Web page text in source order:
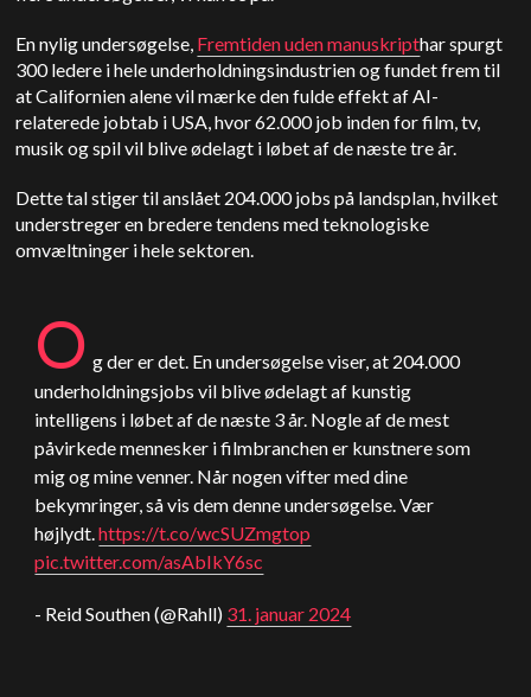
Ennylig undersøgelse, Fremtiden uden manuskripthar spurgt
300 ledere i hele underholdningsindustrien og fundet frem til
at Californien alene vil mærke den fulde effekt af AI-
relaterede jobtab i USA, hvor 62.000 job inden for film, tv,
musik og spil vil blive ødelagt i løbet af de næste tre år.
Dette tal stiger til anslået 204.000 jobs på landsplan, hvilket
understreger en bredere tendens med teknologiske
omvæltninger i hele sektoren.
O g der er det. En undersøgelse viser, at 204.000
underholdningsjobs vil blive ødelagt af kunstig
intelligens i løbet af de næste 3 år. Nogle af de mest
påvirkede mennesker i filmbranchen er kunstnere som
mig og mine venner. Når nogen vifter med dine
bekymringer, så vis dem denne undersøgelse. Vær
højlydt.https://t.co/wcSUZmgtop
pic.twitter.com/asAbIkY6sc
- Reid Southen (@Rahll) 31. januar 2024